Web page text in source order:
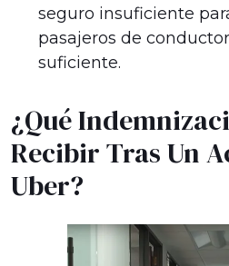
seguro insuficiente
pasajeros de
suficiente.
¿Qué
Recibir Tras Un
Uber?